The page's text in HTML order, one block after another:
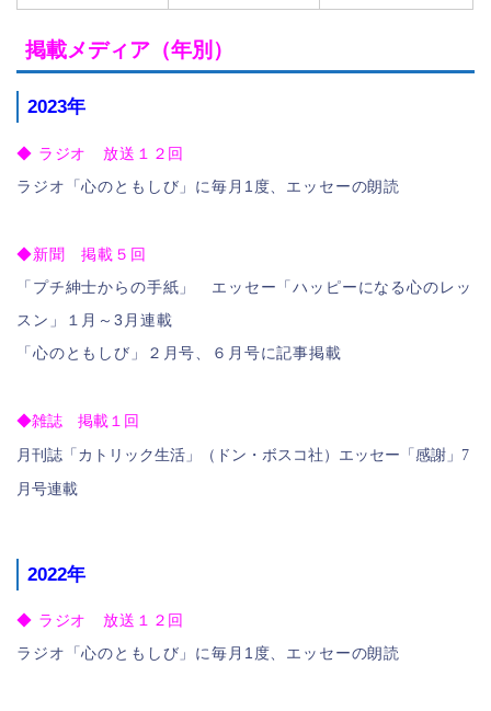
掲載メディア（年別）
2023年
◆ ラジオ 放送１２回
ラジオ「心のともしび」に毎月1度、エッセーの朗読
◆新聞 掲載５回
「プチ紳士からの手紙」 エッセー「ハッピーになる心のレッ
スン」１月～3月連載
「心のともしび」２月号、６月号に記事掲載
◆雑誌 掲載１回
月刊誌「カトリック生活」（ドン・ボスコ社）エッセー「感謝」7
月号連載
2022年
◆ ラジオ 放送１２回
ラジオ「心のともしび」に毎月1度、エッセーの朗読